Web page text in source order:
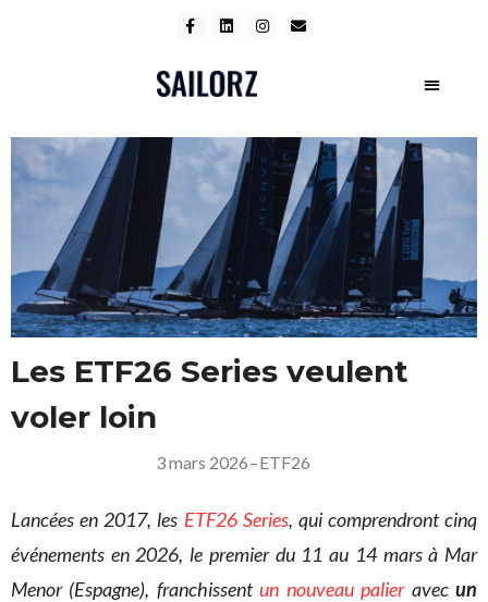
Les ETF26 Series veulent
voler loin
3 mars 2026–ETF26
Lancées en 2017, les ETF26 Series, qui comprendront cinq
événements en 2026, le premier du 11 au 14 mars à Mar
Menor (Espagne), franchissentun nouveau palieravecun